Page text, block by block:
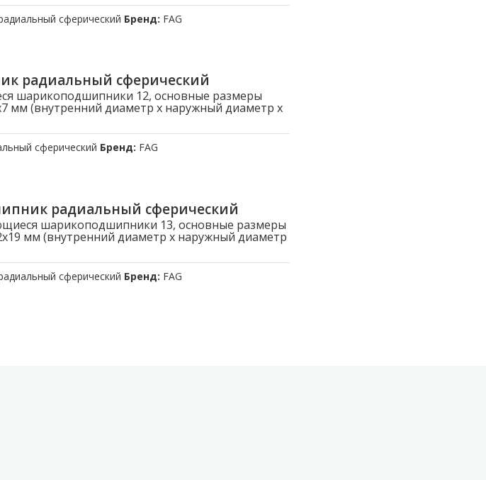
сферический Бренд: FAG
радиальный сферический
шарикоподшипники 12, основные размеры
мм (внутренний диаметр x наружный диаметр x
сферический Бренд: FAG
радиальный сферический
шарикоподшипники 13, основные размеры
мм (внутренний диаметр x наружный диаметр
сферический Бренд: FAG